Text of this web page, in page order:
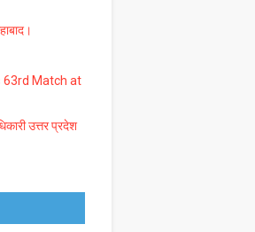
63rd Match at
उत्तर प्रदेश